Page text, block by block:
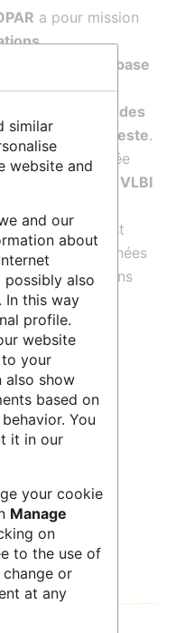
a pour mission
à très longue base
des
terrestre et des
terrestre et céleste.
est réalisée
international VLBI
d'analyse est
de données
des observations
similar
website and
and our
about
possibly also
In this way
profile.
website
your
also show
based on
You
it in our
your cookie
Manage
on
to the use of
or
at any